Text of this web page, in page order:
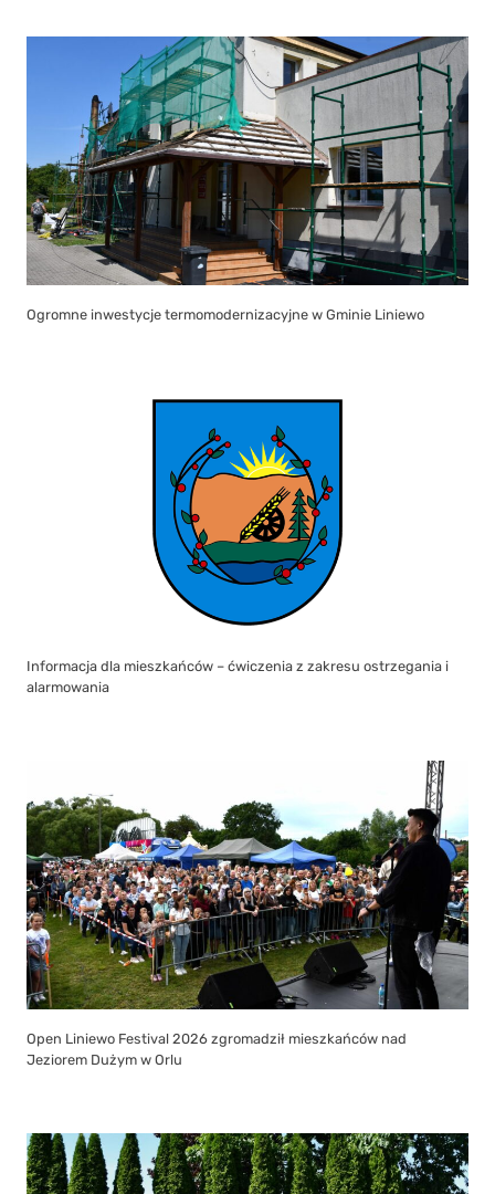
Ogromne inwestycje termomodernizacyjne w Gminie Liniewo
Informacja dla mieszkańców – ćwiczenia z zakresu ostrzegania i
alarmowania
Open Liniewo Festival 2026 zgromadził mieszkańców nad
Jeziorem Dużym w Orlu